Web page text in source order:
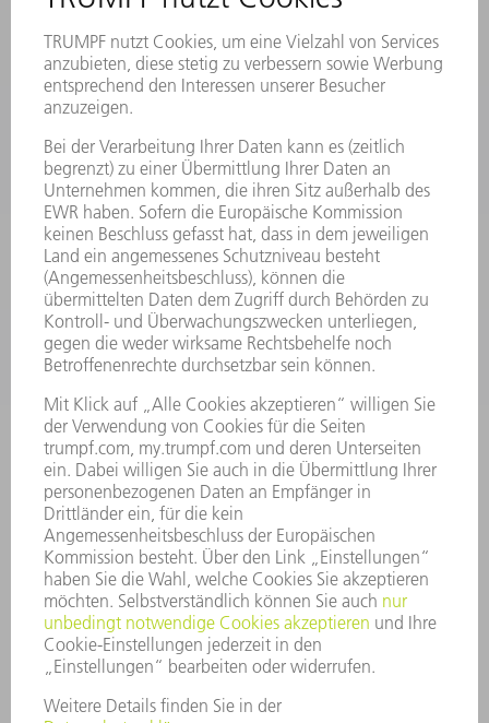
NEWSLETTER-ANMELDUNG
MYTRUMPF
SICHERHEITSDATENBLÄTTER
PRODUKTE
MASCHINEN & SYSTEME
LEISTUNGSELEKTRONIK
ELEKTROWERKZEUGE
SMART FACTORY
SOFTWARE
SERVICES
ANWENDUNGEN
BRANCHEN
UNTERNEHMEN
KARRIERE
STELLENANGEBOTE
UNTERNEHMENSPROFIL
GESCHÄFTSBERICHT
UNTERNEHMENSGRUNDSÄTZE
COMPLIANCE
HINWEISGEBERSYSTEM
SECURITY
PRESSEMITTEILUNGEN
MAGAZINE
LIEFERANTEN
NACHHALTIGKEIT
UMWELT & KLIMA
SOZIALES & GESELLSCHAFT
UNTERNEHMENSFÜHRUNG